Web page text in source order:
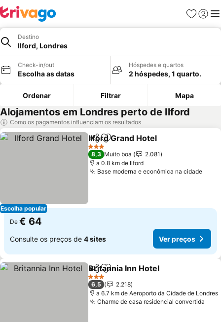
Favoritos
Iniciar
Destino
Ilford, Londres
Check-in/out
Escolha as datas
Hóspedes e quartos
2 hóspedes, 1 quarto.
Ordenar Filtrar Mapa
Alojamentos em Londres perto de Ilford
Como os pagamentos influenciam os resultados
Escolha popular
PartilharAdicionar aos favoritos
Ilford Grand Hotel
3 Estrelas
8,3 Muito boa
2.081
a 0.8 km de Ilford
Base moderna e econômica na cidadeVer
De € 64
Consulte os preços de 4 sites Ver preços
PartilharAdicionar aos favoritos
Britannia Inn Hotel
3 Estrelas
6,5
2.218
a 6.7 km de Aeroporto da Cidade de Londres
Charme de casa residencial convertida